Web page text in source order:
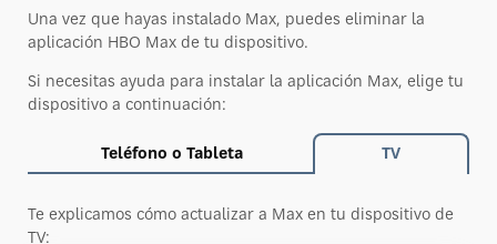
Una vez que hayas instalado Max, puedes eliminar la
aplicación HBO Max de tu dispositivo.
Si necesitas ayuda para instalar la aplicación Max, elige tu
dispositivo a continuación:
Teléfono o Tableta TV
Te explicamos cómo actualizar a Max en tu dispositivo de
TV: